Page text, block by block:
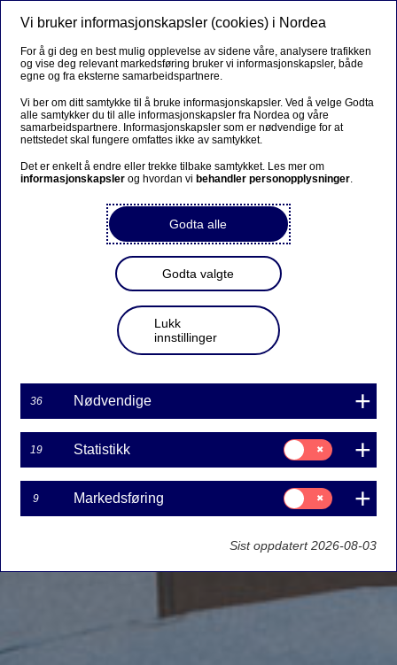
Vi bruker informasjonskapsler (cookies) i Nordea
For å gi deg en best mulig opplevelse av sidene våre, analysere trafikken
og vise deg relevant markedsføring bruker vi informasjonskapsler, både
egne og fra eksterne samarbeidspartnere.
Vi ber om ditt samtykke til å bruke informasjonskapsler. Ved å velge Godta
alle samtykker du til alle informasjonskapsler fra Nordea og våre
samarbeidspartnere. Informasjonskapsler som er nødvendige for at
nettstedet skal fungere omfattes ikke av samtykket.
Det er enkelt å endre eller trekke tilbake samtykket. Les mer om
informasjonskapsler og hvordan vi behandler personopplysninger.
Godta alle
Godta valgte
Lukk
innstillinger
36 Nødvendige
19 Statistikk
Samtykke
til:
Statistikk
9 Markedsføring
Samtykke
til:
Markedsføring
Sist oppdatert 2026-08-03